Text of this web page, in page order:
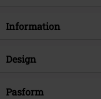
Information
Artikelnr.
Brand
Design
Produkttype
Pasform